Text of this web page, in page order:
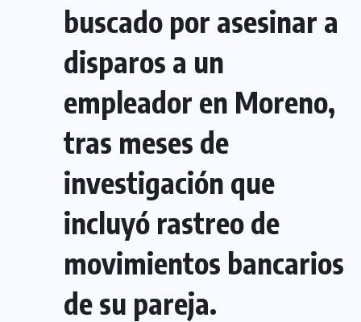
buscado por asesinar a
disparos a un
empleador en Moreno,
tras meses de
investigación que
incluyó rastreo de
movimientos bancarios
de su pareja.